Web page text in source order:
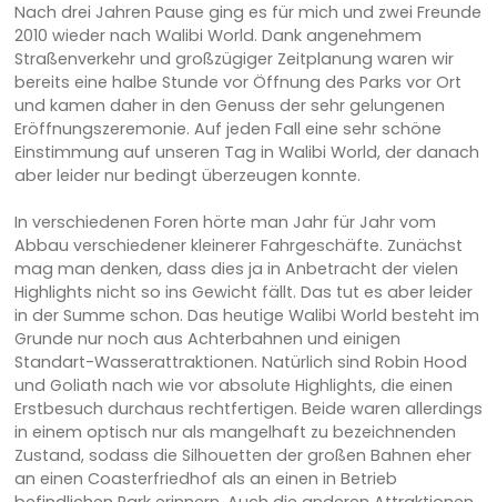
Nach drei Jahren Pause ging es für mich und zwei Freunde
2010 wieder nach Walibi World. Dank angenehmem
Straßenverkehr und großzügiger Zeitplanung waren wir
bereits eine halbe Stunde vor Öffnung des Parks vor Ort
und kamen daher in den Genuss der sehr gelungenen
Eröffnungszeremonie. Auf jeden Fall eine sehr schöne
Einstimmung auf unseren Tag in Walibi World, der danach
aber leider nur bedingt überzeugen konnte.
In verschiedenen Foren hörte man Jahr für Jahr vom
Abbau verschiedener kleinerer Fahrgeschäfte. Zunächst
mag man denken, dass dies ja in Anbetracht der vielen
Highlights nicht so ins Gewicht fällt. Das tut es aber leider
in der Summe schon. Das heutige Walibi World besteht im
Grunde nur noch aus Achterbahnen und einigen
Standart-Wasserattraktionen. Natürlich sind Robin Hood
und Goliath nach wie vor absolute Highlights, die einen
Erstbesuch durchaus rechtfertigen. Beide waren allerdings
in einem optisch nur als mangelhaft zu bezeichnenden
Zustand, sodass die Silhouetten der großen Bahnen eher
an einen Coasterfriedhof als an einen in Betrieb